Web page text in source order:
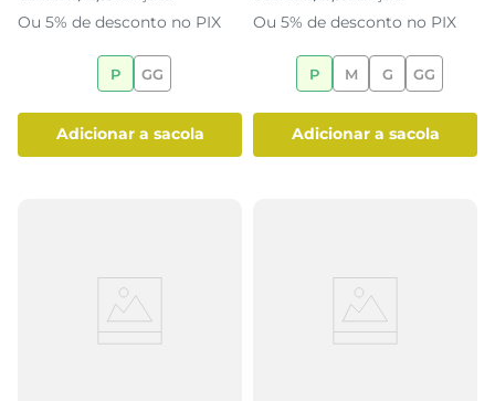
Ou 5% de desconto no PIX
P GG
adicionar a sacola
Ou 5% de desconto no PIX
P M G GG
adicionar a sacola